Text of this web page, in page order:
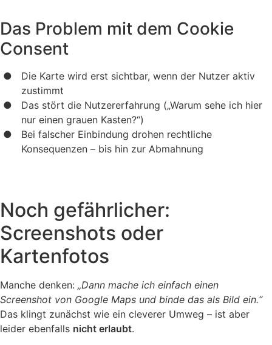
Das Problem mit dem Cookie
Consent
Die Karte wird erst sichtbar, wenn der Nutzer aktiv
zustimmt
Das stört die Nutzererfahrung („Warum sehe ich hier
nur einen grauen Kasten?“)
Bei falscher Einbindung drohen rechtliche
Konsequenzen – bis hin zur Abmahnung
Noch gefährlicher:
Screenshots oder
Kartenfotos
Manche denken: „Dann mache ich einfach einen
Screenshot von Google Maps und binde das als Bild ein.“
Das klingt zunächst wie ein cleverer Umweg – ist aber
leider ebenfalls nicht erlaubt.